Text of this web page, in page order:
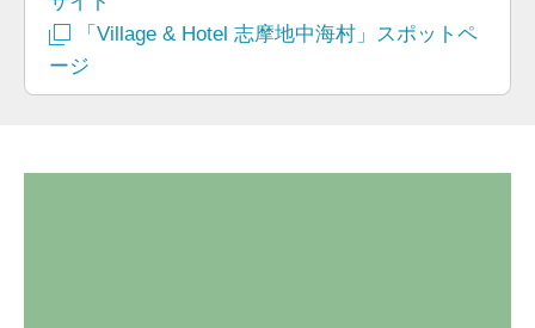
「Village & Hotel 志摩地中海村」スポットペ
ージ